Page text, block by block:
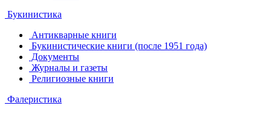
Букинистика
Антикварные книги
Букинистические книги (после 1951 года)
Документы
Журналы и газеты
Религиозные книги
Фалеристика